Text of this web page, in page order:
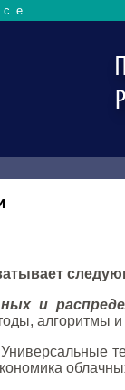
и
алгоритмы
Универсальные